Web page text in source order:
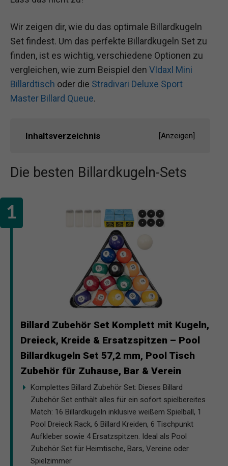
Wir zeigen dir, wie du das optimale Billardkugeln
Set findest. Um das perfekte Billardkugeln Set zu
finden, ist es wichtig, verschiedene Optionen zu
vergleichen, wie zum Beispiel den VIdaxl Mini
Billardtisch oder die Stradivari Deluxe Sport
Master Billard Queue.
Inhaltsverzeichnis [Anzeigen]
Die besten Billardkugeln-Sets
Billard Zubehör Set Komplett mit Kugeln,
Dreieck, Kreide & Ersatzspitzen – Pool
Billardkugeln Set 57,2 mm, Pool Tisch
Zubehör für Zuhause, Bar & Verein
Komplettes Billard Zubehör Set: Dieses Billard
Zubehör Set enthält alles für ein sofort spielbereites
Match: 16 Billardkugeln inklusive weißem Spielball, 1
Pool Dreieck Rack, 6 Billard Kreiden, 6 Tischpunkt
Aufkleber sowie 4 Ersatzspitzen. Ideal als Pool
Zubehör Set für Heimtische, Bars, Vereine oder
Spielzimmer